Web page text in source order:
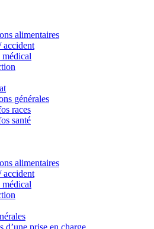
alimentaires
accident
médical
générales
races
santé
alimentaires
accident
médical
d’une prise en charge